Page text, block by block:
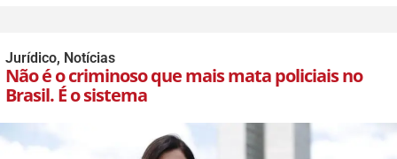
Jurídico, Notícias
Não é o criminoso que mais mata policiais no
Brasil. É o sistema